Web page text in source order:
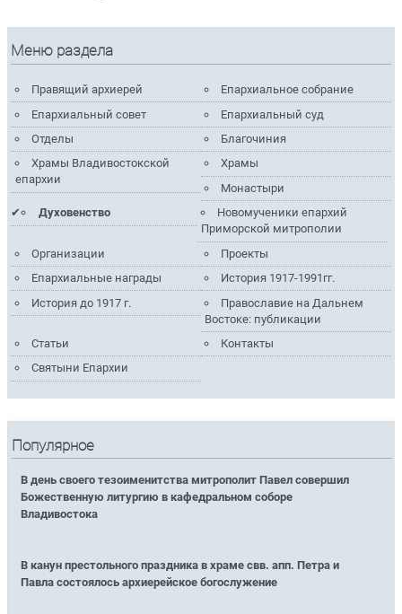
Меню раздела
Правящий архиерей
Епархиальное собрание
Епархиальный совет
Епархиальный суд
Отделы
Благочиния
Храмы Владивостокской
епархии
Храмы
Монастыри
Духовенство
Новомученики епархий
Приморской митрополии
Организации
Проекты
Епархиальные награды
История 1917-1991гг.
История до 1917 г.
Православие на Дальнем
Востоке: публикации
Статьи
Контакты
Святыни Епархии
Популярное
В день своего тезоименитства митрополит Павел совершил
Божественную литургию в кафедральном соборе
Владивостока
В канун престольного праздника в храме свв. апп. Петра и
Павла состоялось архиерейское богослужение